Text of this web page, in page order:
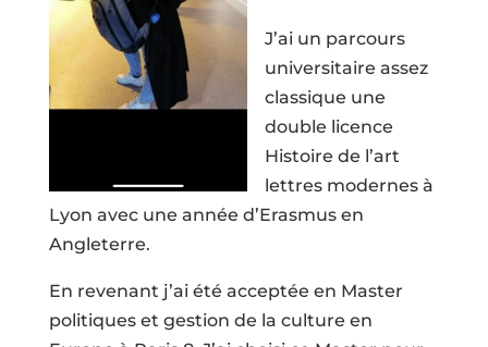
J’ai un parcours
universitaire assez
classique une
double licence
Histoire de l’art
lettres modernes à
Lyon avec une année d’Erasmus en
Angleterre.
En revenant j’ai été acceptée en Master
politiques et gestion de la culture en